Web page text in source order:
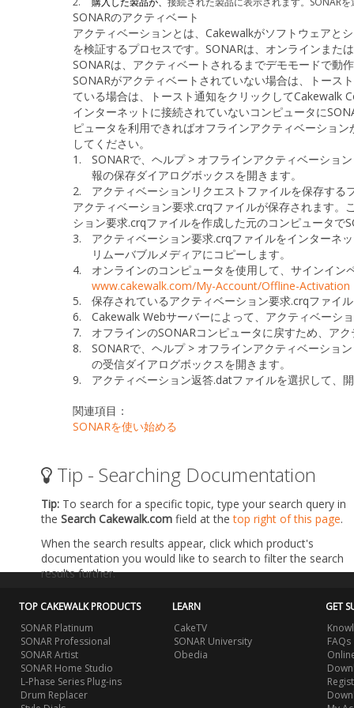
SONARのアクティベート
アクティベーションとは、Cakewalkがソフトウェアと
を検証するプロセスです。SONARは、オンラインまた
SONARは、アクティベートされるまでデモモードで動
SONARがアクティベートされていない場合は、トース
ている場合は、トースト通知をクリックしてCakewalk
インターネットに接続されていないコンピュータに
ピュータを利用できればオフラインアクティベーショ
してください。
1.
SONARで、 ヘルプ > オフラインアクティベーション
報の保存ダイアログボックスを開きます。
2.
アクティベーションリクエストファイルを保存する
アクティベーション要求.crqファイルが保存されます。
ション要求.crqファイルを作成した元のコンピュータで
3.
アクティベーション要求.crqファイルをインターネ
リムーバブルメディアにコピーします。
4.
オンラインのコンピュータを使用して、サインイ
www.cakewalk.com/My-Account/Offline-Activation
5.
保存されているアクティベーション要求.crqファイ
6.
Cakewalk Webサーバーによって、 アクティベーシ
7.
オフラインのSONARコンピュータに戻すため、 ア
8.
SONARで、 ヘルプ > オフラインアクティベーション
の受信ダイアログボックスを開きます。
9.
アクティベーション返答.datファイルを選択して、
関連項目：
SONARを使い始める
Tip - Searching Documentation
Tip: To search for a specific topic, type your search query in
the Search Cakewalk.com field at thetop right of this page.
When the search results appear, click which product's
documentation you would like to search to filter the search
results further.
TOP CAKEWALK PRODUCTS
SONAR Platinum
SONAR Professional
SONAR Artist
SONAR Home Studio
L-Phase Series Plug-ins
Drum Replacer
LEARN
CakeTV
SONAR University
Obedia
GET
FAQs